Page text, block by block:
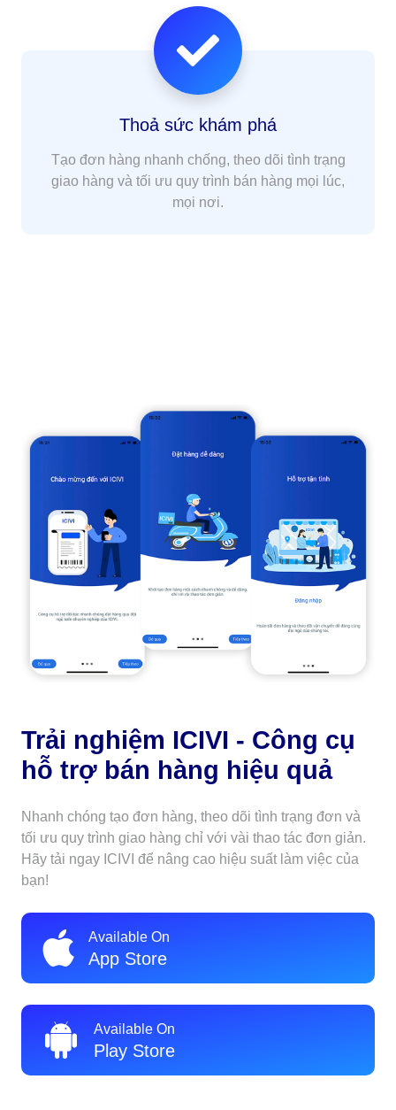
Thoả sức khám phá
Tạo đơn hàng nhanh chống, theo dõi tình trạng
giao hàng và tối ưu quy trình bán hàng mọi lúc,
mọi nơi.
Trải nghiệm ICIVI - Công cụ
hỗ trợ bán hàng hiệu quả
Nhanh chóng tạo đơn hàng, theo dõi tình trạng đơn và
tối ưu quy trình giao hàng chỉ với vài thao tác đơn giản.
Hãy tải ngay ICIVI để nâng cao hiệu suất làm việc của
bạn!
Available On
App Store
Available On
Play Store